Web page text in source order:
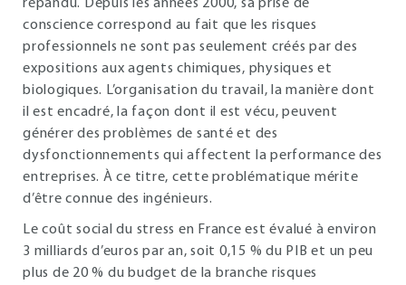
répandu. Depuis les années 2000, sa prise de
conscience correspond au fait que les risques
professionnels ne sont pas seulement créés par des
expositions aux agents chimiques, physiques et
biologiques. L’organisation du travail, la manière dont
il est encadré, la façon dont il est vécu, peuvent
générer des problèmes de santé et des
dysfonctionnements qui affectent la performance des
entreprises. À ce titre, cette problématique mérite
d’être connue des ingénieurs.
Le coût social du stress en France est évalué à environ
3 milliards d’euros par an, soit 0,15 % du PIB et un peu
plus de 20 % du budget de la branche risques